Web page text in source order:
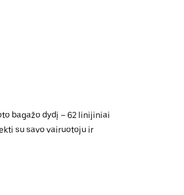
bagažo dydį – 62 linijiniai
su savo vairuotoju ir